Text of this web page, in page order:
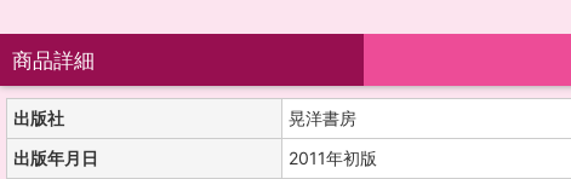
商品詳細
出版社
晃洋書房
出版年月日
2011年初版